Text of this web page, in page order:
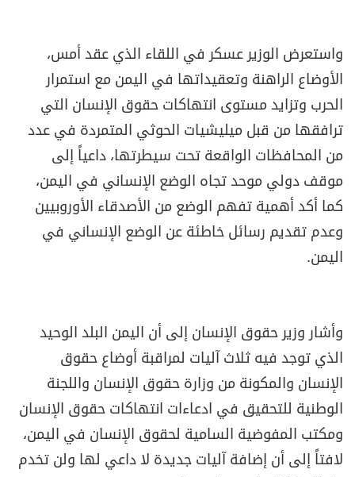
واستعرض الوزير عسكر في اللقاء الذي عقد أمس،
الأوضاع الراهنة وتعقيداتها في اليمن مع استمرار
الحرب وتزايد مستوى انتهاكات حقوق الإنسان التي
ترافقها من قبل ميليشيات الحوثي المتمردة في عدد
من المحافظات الواقعة تحت سيطرتها، داعياً إلى
موقف دولي موحد تجاه الوضع الإنساني في اليمن،
كما أكد أهمية تفهم الوضع من الأصدقاء الأوروبيين
وعدم تقديم رسائل خاطئة عن الوضع الإنساني في
اليمن.
وأشار وزير حقوق الإنسان إلى أن اليمن البلد الوحيد
الذي توجد فيه ثلاث آليات لمراقبة أوضاع حقوق
الإنسان والمكونة من وزارة حقوق الإنسان واللجنة
الوطنية للتحقيق في ادعاءات انتهاكات حقوق الإنسان
ومكتب المفوضية السامية لحقوق الإنسان في اليمن،
لافتاً إلى أن إضافة آليات جديدة لا داعي لها ولن تخدم